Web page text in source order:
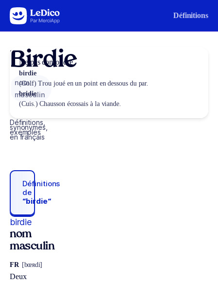
Aller au contenu Définitions
Birdie
nom
masculin
Définitions,
synonymes,
exemples
en français
Définitions
de
“birdie“
birdie
nom
masculin
FR [bœʀdi]
Deux
Ne pas confondre
birdie
(Golf) Trou joué en un point en dessous du par.
bridie
(Cuis.) Chausson écossais à la viande.